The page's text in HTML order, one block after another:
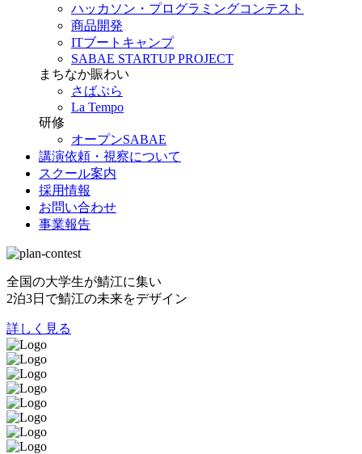
ハッカソン・プログラミングコンテスト
商品開発
ITブートキャンプ
SABAE STARTUP PROJECT
まちなか賑わい
さばぷら
La Tempo
研修
オープンSABAE
講演依頼・視察について
スクール案内
採用情報
お問い合わせ
事業報告
全国の大学生が鯖江に集い
2泊3日で鯖江の未来をデザイン
詳しく見る